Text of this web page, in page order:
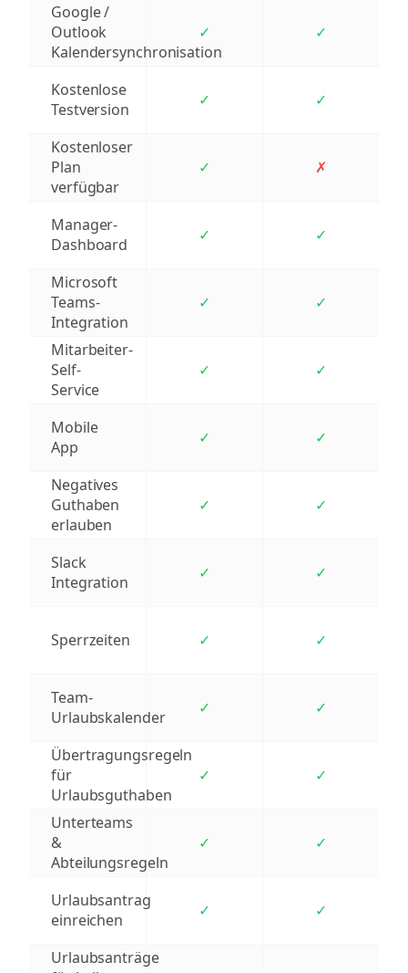
Google /
Outlook
Kalendersynchronisation
✓ ✓
Kostenlose
Testversion
✓ ✓
Kostenloser
Plan
verfügbar
✓ ✗
Manager-
Dashboard
✓ ✓
Microsoft
Teams-
Integration
✓ ✓
Mitarbeiter-
Self-
Service
✓ ✓
Mobile
App
✓ ✓
Negatives
Guthaben
erlauben
✓ ✓
Slack
Integration
✓ ✓
Sperrzeiten ✓ ✓
Team-
Urlaubskalender
✓ ✓
Übertragungsregeln
für
Urlaubsguthaben
✓ ✓
Unterteams
&
Abteilungsregeln
✓ ✓
Urlaubsantrag
einreichen
✓ ✓
Urlaubsanträge